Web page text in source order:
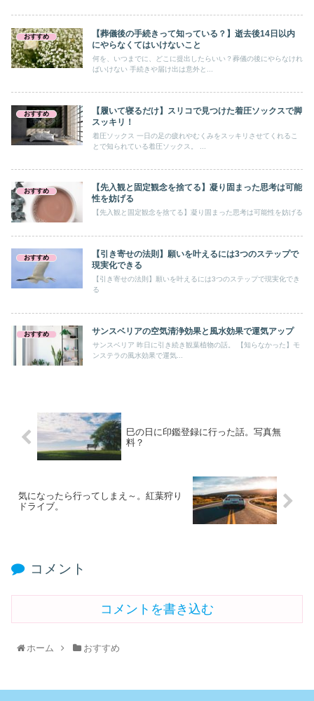
おすすめ
【葬儀後の手続きって知っている？】逝去後14日以内
にやらなくてはいけないこと
何を、いつまでに、どこに提出したらいい？葬儀の後にやらなけれ
ばいけない 手続きや届け出は意外と...
おすすめ
【履いて寝るだけ】スリコで見つけた着圧ソックスで脚
スッキリ！
着圧ソックス 一日の足の疲れやむくみをスッキリさせてくれるこ
とで知られている着圧ソックス。 ...
おすすめ
【先入観と固定観念を捨てる】凝り固まった思考は可能
性を妨げる
【先入観と固定観念を捨てる】凝り固まった思考は可能性を妨げる
おすすめ
【引き寄せの法則】願いを叶えるには3つのステップで
現実化できる
【引き寄せの法則】願いを叶えるには3つのステップで現実化でき
る
おすすめ サンスベリアの空気清浄効果と風水効果で運気アップ
サンスベリア 昨日に引き続き観葉植物の話。 【知らなかった】モ
ンステラの風水効果で運気...
巳の日に印鑑登録に行った話。写真無
料？
気になったら行ってしまえ～。紅葉狩り
ドライブ。
コメント
コメントを書き込む
ホーム おすすめ